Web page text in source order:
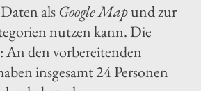
alsGoogle Mapund zur
nutzen kann. Die
An den vorbereitenden
insgesamt 24 Personen